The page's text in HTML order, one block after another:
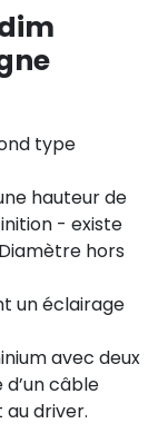
type
hauteur de
- existe
hors
un éclairage
avec deux
câble
driver.